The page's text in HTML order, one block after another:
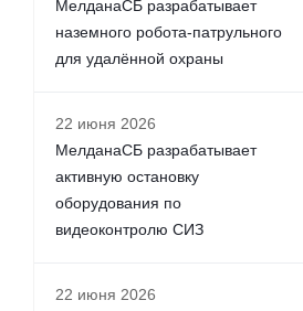
МелданаСБ разрабатывает
наземного робота-патрульного
для удалённой охраны
22 июня 2026
МелданаСБ разрабатывает
активную остановку
оборудования по
видеоконтролю СИЗ
22 июня 2026